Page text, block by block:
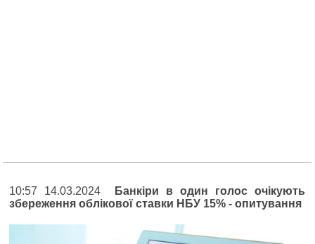
10:57 14.03.2024
Банкіри в один голос очікують
збереження облікової ставки НБУ 15% - опитування